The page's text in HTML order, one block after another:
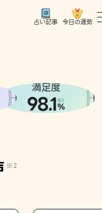
占い記事 今日の運勢
満足度
98.1※1
%
※2